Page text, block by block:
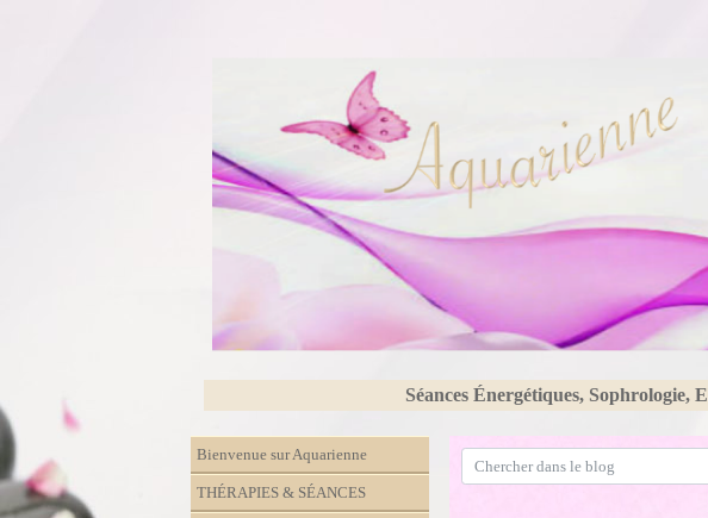
Séances Énergétiques,
Bienvenue sur Aquarienne
THÉRAPIES & SÉANCES